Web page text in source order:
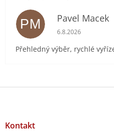
PM Pavel Macek
Hodnocení
6.8.2026
Přehledný výběr, rychlé
Z
Kontakt